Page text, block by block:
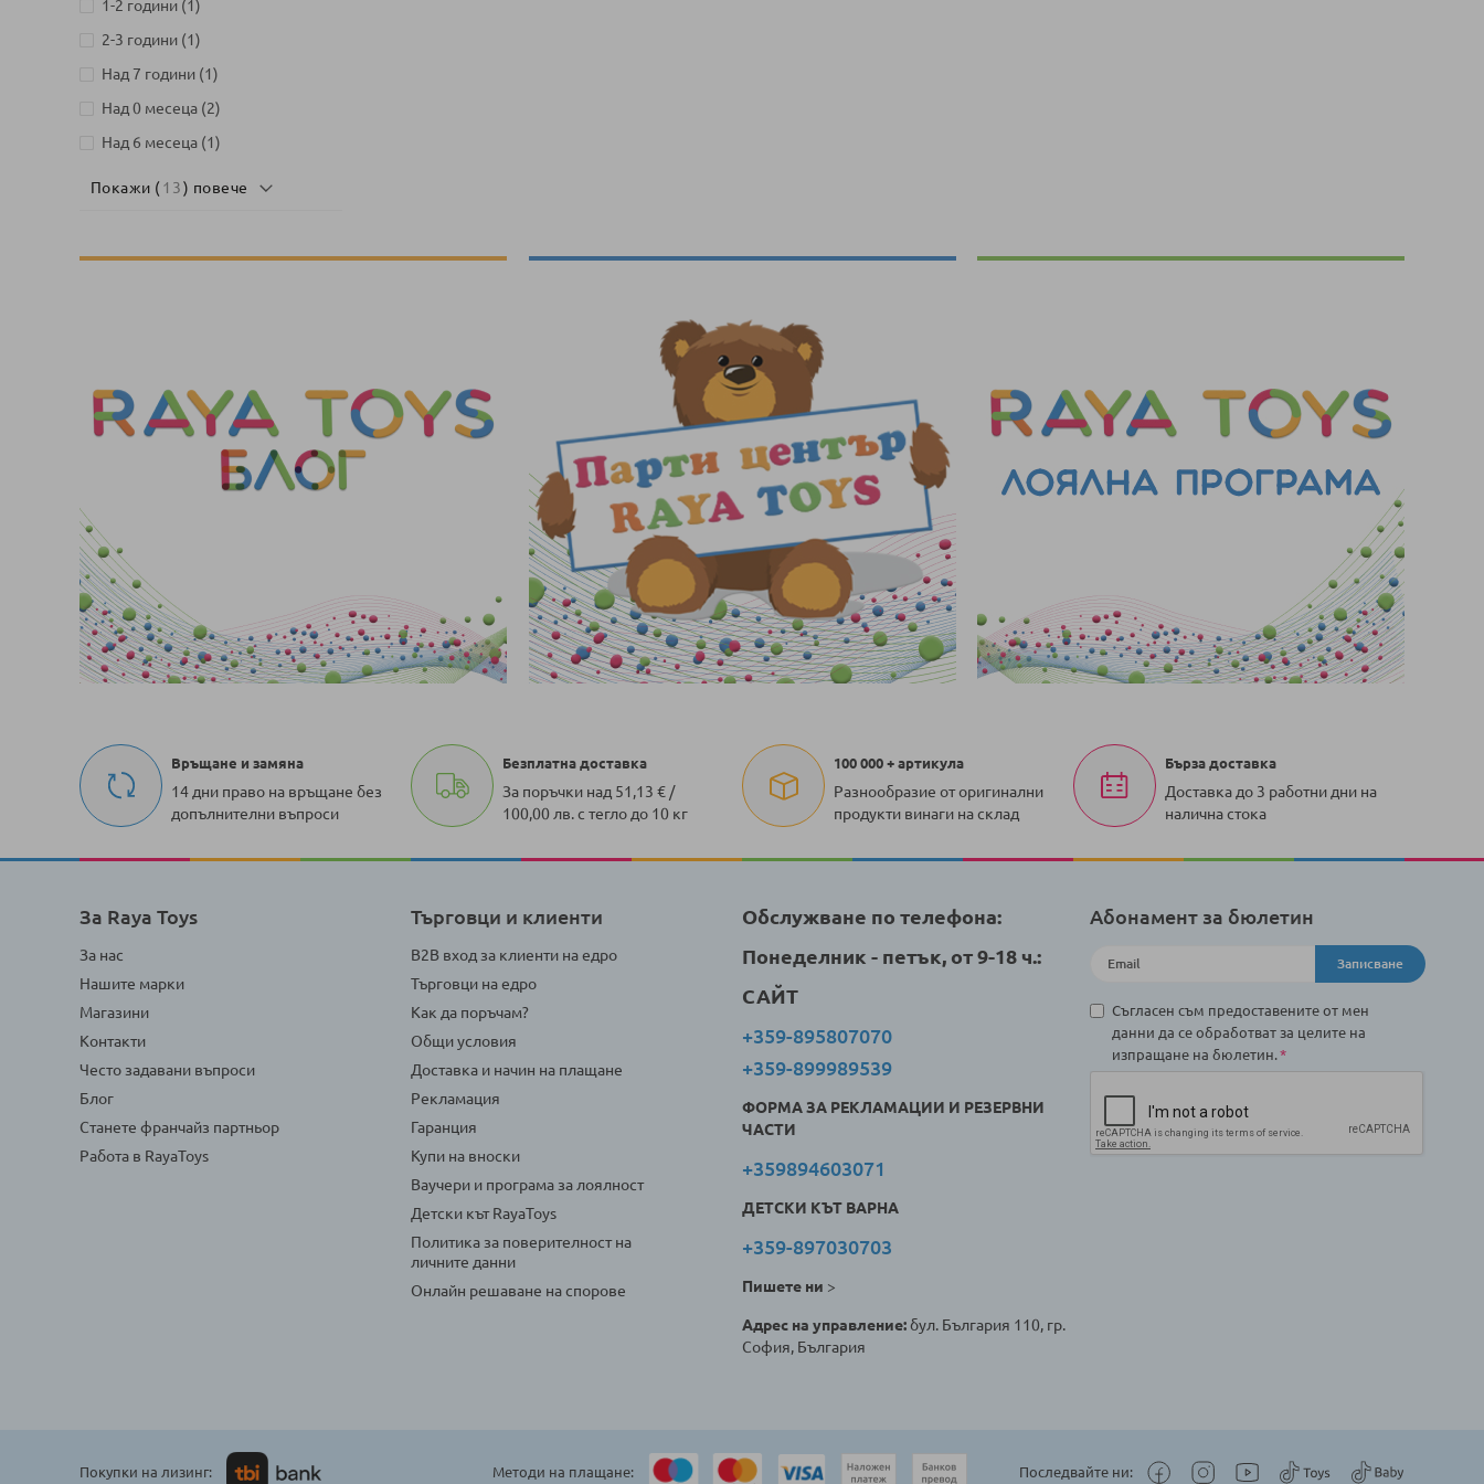
1-2 години 1
артикул
2-3 години 1
артикул
Над 7 години 1
артикул
Над 0 месеца 2
артикули
Над 6 месеца 1
артикул
Покажи (13 ) повече
Връщане и замяна
14 дни право на връщане без
допълнителни въпроси
Безплатна доставка
За поръчки над 51,13 € /
100,00 лв. с тегло до 10 кг
100 000 + артикула
Разнообразие от оригинални
продукти винаги на склад
Бърза доставка
Доставка до 3 работни дни на
налична стока
За Raya Toys
За нас
Нашите марки
Магазини
Контакти
Често задавани въпроси
Блог
Станете франчайз партньор
Работа в RayaToys
Търговци и клиенти
B2B вход за клиенти на едро
Търговци на едро
Как да поръчам?
Общи условия
Доставка и начин на плащане
Рекламация
Гаранция
Купи на вноски
Ваучери и програма за лоялност
Детски кът RayaToys
Политика за поверителност на
личните данни
Онлайн решаване на спорове
Обслужване по телефона:
Понеделник - петък, от 9-18 ч.:
САЙТ
+359-895807070
+359-899989539
ФОРМА ЗА РЕКЛАМАЦИИ И РЕЗЕРВНИ
ЧАСТИ
+359894603071
ДЕТСКИ КЪТ ВАРНА
+359-897030703
Пишете ни >
Адрес на управление:бул. България 110, гр.
София, България
Абонамент за бюлетин
Записване
Съгласен съм предоставените от мен
данни да се обработват за целите на
изпращане на бюлетин.
Покупки на лизинг: Методи на плащане: Последвайте ни: